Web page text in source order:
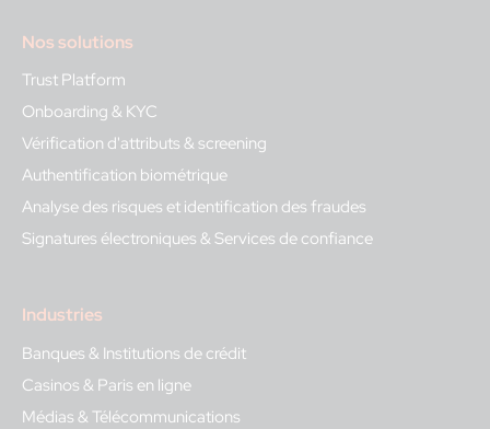
Nos solutions
Trust Platform
Onboarding & KYC
Vérification d'attributs & screening
Authentification biométrique
Analyse des risques et identification des fraudes
Signatures électroniques & Services de confiance
Industries
Banques & Institutions de crédit
Casinos & Paris en ligne
Médias & Télécommunications